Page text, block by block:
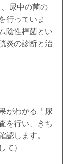
尿中の菌の
行っていま
陰性桿菌とい
炎の診断と治
がわかる「尿
を行い、きち
認します。
て）